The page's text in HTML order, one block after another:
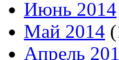
Июнь 2014
Май 2014
Апрель